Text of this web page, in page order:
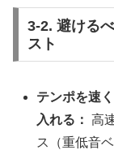
3-2. 避ける
スト
テンポを速
入れる： 高
ス（重低音